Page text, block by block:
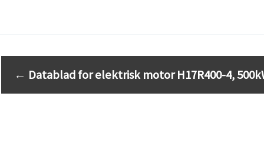
← Datablad for elektrisk motor H17R400-4,